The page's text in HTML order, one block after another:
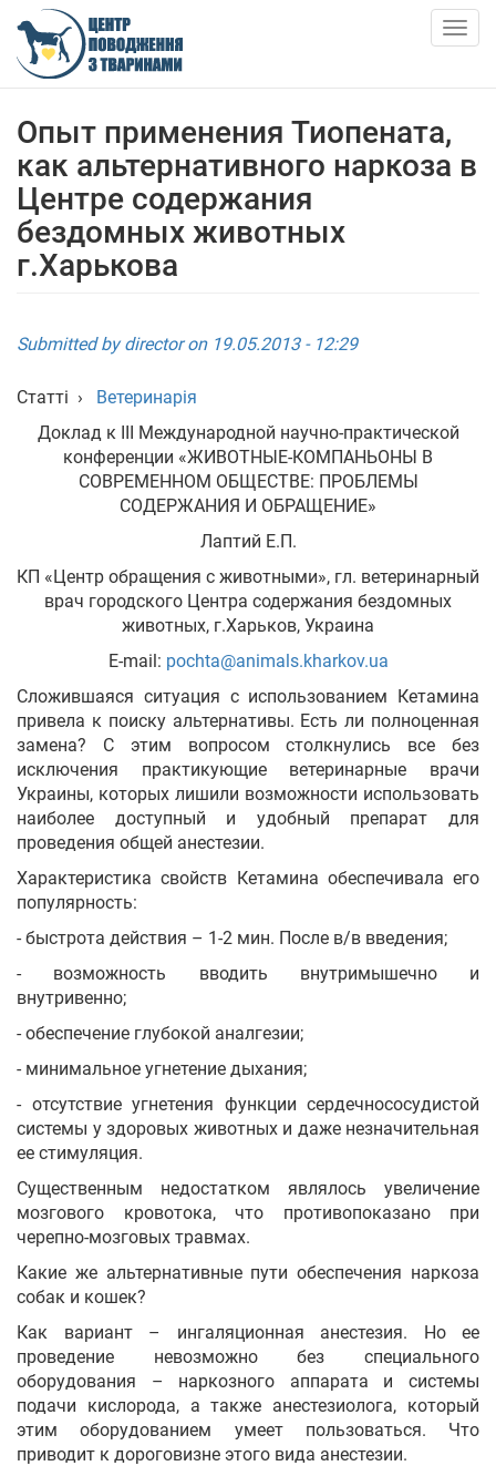
main
content
ПРО НАС
НОВИНИ
СТАТТІ
ПРИТУЛОК
АНКЕТИ ТВАРИН
КОНТАКТИ
Укр Рус Eng
Опыт применения Тиопената,
как альтернативного наркоза в
Центре содержания
бездомных животных
г.Харькова
Submitted bydirectoron 19.05.2013 - 12:29
Статті ›
Ветеринарія
Доклад к III Международной научно-практической
конференции «ЖИВОТНЫЕ-КОМПАНЬОНЫ В
СОВРЕМЕННОМ ОБЩЕСТВЕ: ПРОБЛЕМЫ
СОДЕРЖАНИЯ И ОБРАЩЕНИЕ»
Лаптий Е.П.
КП «Центр обращения с животными», гл. ветеринарный
врач городского Центра содержания бездомных
животных, г.Харьков, Украина
E-mail: pochta@animals.kharkov.ua
Сложившаяся ситуация с использованием Кетамина
привела к поиску альтернативы. Есть ли полноценная
замена? С этим вопросом столкнулись все без
исключения практикующие ветеринарные врачи
Украины, которых лишили возможности использовать
наиболее доступный и удобный препарат для
проведения общей анестезии.
Характеристика свойств Кетамина обеспечивала его
популярность:
- быстрота действия – 1-2 мин. После в/в введения;
- возможность вводить внутримышечно и
внутривенно;
- обеспечение глубокой аналгезии;
- минимальное угнетение дыхания;
- отсутствие угнетения функции сердечнососудистой
системы у здоровых животных и даже незначительная
ее стимуляция.
Существенным недостатком являлось увеличение
мозгового кровотока, что противопоказано при
черепно-мозговых травмах.
Какие же альтернативные пути обеспечения наркоза
собак и кошек?
Как вариант – ингаляционная анестезия. Но ее
проведение невозможно без специального
оборудования – наркозного аппарата и системы
подачи кислорода, а также анестезиолога, который
этим оборудованием умеет пользоваться. Что
приводит к дороговизне этого вида анестезии.